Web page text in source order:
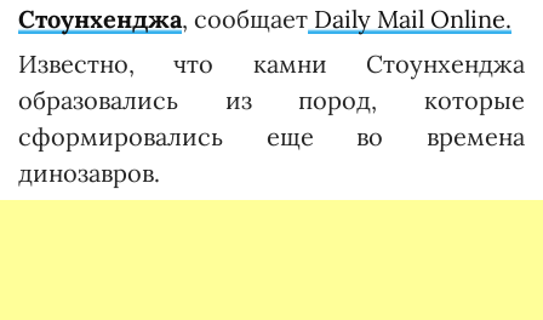
Стоунхенджа, сообщает Daily Mail Online.
Известно, что камни Стоунхенджа
образовались из пород, которые
сформировались еще во времена
динозавров.